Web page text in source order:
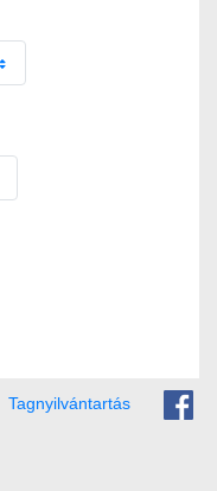
Tagnyilvántartás